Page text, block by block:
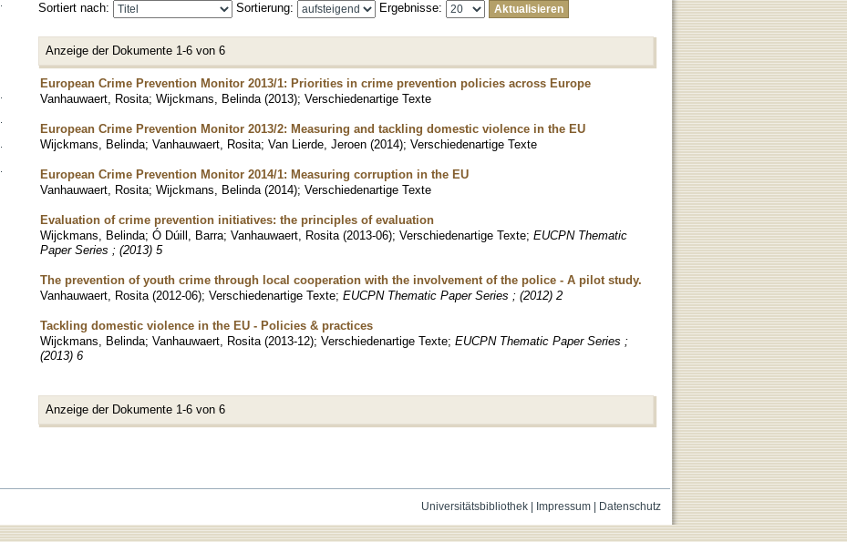
Sortiert nach: Sortierung: Ergebnisse:
Anzeige der Dokumente 1-6 von 6
European Crime Prevention Monitor 2013/1: Priorities in crime prevention policies across Europe
Vanhauwaert, Rosita; Wijckmans, Belinda (2013); Verschiedenartige Texte
European Crime Prevention Monitor 2013/2: Measuring and tackling domestic violence in the EU
Wijckmans, Belinda; Vanhauwaert, Rosita; Van Lierde, Jeroen (2014); Verschiedenartige Texte
European Crime Prevention Monitor 2014/1: Measuring corruption in the EU
Vanhauwaert, Rosita; Wijckmans, Belinda (2014); Verschiedenartige Texte
Evaluation of crime prevention initiatives: the principles of evaluation
Wijckmans, Belinda; Ó Dúill, Barra; Vanhauwaert, Rosita (2013-06); Verschiedenartige Texte; EUCPN Thematic
Paper Series ; (2013) 5
The prevention of youth crime through local cooperation with the involvement of the police - A pilot study.
Vanhauwaert, Rosita (2012-06); Verschiedenartige Texte; EUCPN Thematic Paper Series ; (2012) 2
Tackling domestic violence in the EU - Policies & practices
Wijckmans, Belinda; Vanhauwaert, Rosita (2013-12); Verschiedenartige Texte; EUCPN Thematic Paper Series ;
(2013) 6
Anzeige der Dokumente 1-6 von 6
Universitätsbibliothek| Impressum| Datenschutz